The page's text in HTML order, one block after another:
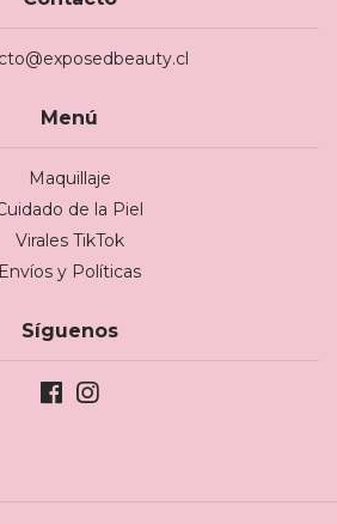
Menú
Maquillaje
de la Piel
Virales TikTok
Envíos y Políticas
Síguenos